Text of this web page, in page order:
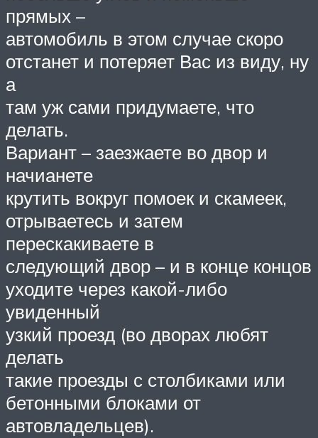
прямых –
автомобиль в этом случае скоро
отстанет и потеряет Вас из виду, ну
а
там уж сами придумаете, что
делать.
Вариант – заезжаете во двор и
начианете
крутить вокруг помоек и скамеек,
отрываетесь и затем
перескакиваете в
следующий двор – и в конце концов
уходите через какой-либо
увиденный
узкий проезд (во дворах любят
делать
такие проезды с столбиками или
бетонными блоками от
автовладельцев).